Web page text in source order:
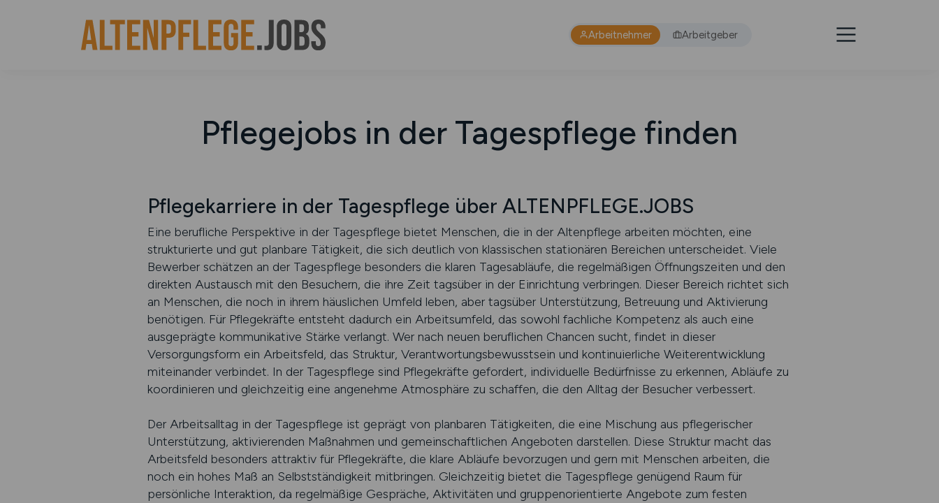
Arbeitnehmer Arbeitgeber
Pflegejobs in der Tagespflege finden
Pflegekarriere in der Tagespflege über ALTENPFLEGE.JOBS
Eine berufliche Perspektive in der Tagespflege bietet Menschen, die in der Altenpflege arbeiten möchten, eine
strukturierte und gut planbare Tätigkeit, die sich deutlich von klassischen stationären Bereichen unterscheidet. Viele
Bewerber schätzen an der Tagespflege besonders die klaren Tagesabläufe, die regelmäßigen Öffnungszeiten und den
direkten Austausch mit den Besuchern, die ihre Zeit tagsüber in der Einrichtung verbringen. Dieser Bereich richtet sich
an Menschen, die noch in ihrem häuslichen Umfeld leben, aber tagsüber Unterstützung, Betreuung und Aktivierung
benötigen. Für Pflegekräfte entsteht dadurch ein Arbeitsumfeld, das sowohl fachliche Kompetenz als auch eine
ausgeprägte kommunikative Stärke verlangt. Wer nach neuen beruflichen Chancen sucht, findet in dieser
Versorgungsform ein Arbeitsfeld, das Struktur, Verantwortungsbewusstsein und kontinuierliche Weiterentwicklung
miteinander verbindet. In der Tagespflege sind Pflegekräfte gefordert, individuelle Bedürfnisse zu erkennen, Abläufe zu
koordinieren und gleichzeitig eine angenehme Atmosphäre zu schaffen, die den Alltag der Besucher verbessert.
Der Arbeitsalltag in der Tagespflege ist geprägt von planbaren Tätigkeiten, die eine Mischung aus pflegerischer
Unterstützung, aktivierenden Maßnahmen und gemeinschaftlichen Angeboten darstellen. Diese Struktur macht das
Arbeitsfeld besonders attraktiv für Pflegekräfte, die klare Abläufe bevorzugen und gern mit Menschen arbeiten, die
noch ein hohes Maß an Selbstständigkeit mitbringen. Gleichzeitig bietet die Tagespflege genügend Raum für
persönliche Interaktion, da regelmäßige Gespräche, Aktivitäten und gruppenorientierte Angebote zum festen